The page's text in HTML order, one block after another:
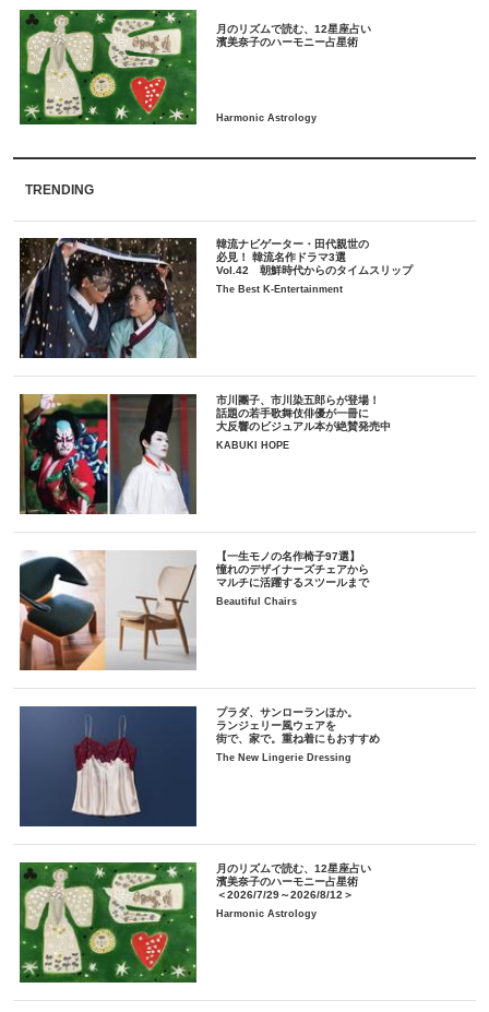
月のリズムで読む、12星座占い
TRENDING
韓流ナビゲーター・田代親世の
必見！ 韓流名作ドラマ3選
Vol.42 朝鮮時代からのタイムスリップ
The Best K-Entertainment
市川團子、市川染五郎らが登場！
話題の若手歌舞伎俳優が一冊に
大反響のビジュアル本が絶賛発売中
KABUKI HOPE
【一生モノの名作椅子97選】
憧れのデザイナーズチェアから
マルチに活躍するスツールまで
Beautiful Chairs
プラダ、サンローランほか。
ランジェリー風ウェアを
街で、家で。重ね着にもおすすめ
The New Lingerie Dressing
月のリズムで読む、12星座占い
濱美奈子のハーモニー占星術
＜2026/7/29～2026/8/12＞
Harmonic Astrology